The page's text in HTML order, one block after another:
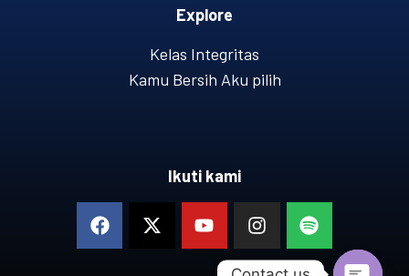
Explore
Kelas Integritas
Kamu Bersih Aku pilih
Ikuti kami